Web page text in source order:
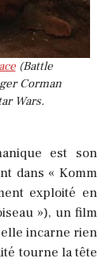
(Battle
Corman
Wars.
est son
dans « Komm
exploité en
»), un film
incarne rien
tourne la tête